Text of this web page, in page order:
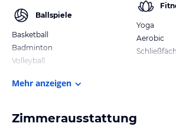
Ballspiele
Basketball
Badminton
Volleyball
Yoga
Aerobic
Mehr anzeigen
Zimmerausstattung